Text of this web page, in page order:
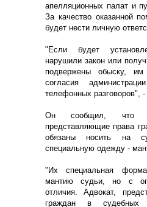
апелляционных палат и
За качество оказанной
будет нести личную
"Если будет
нарушили закон или
подвержены обыску,
согласия
телефонных разговоров",
Он сообщил, что
представляющие права
обязаны носить на
специальную одежду -
"Их специальная
мантию судьи, но с
отличия. Адвокат,
граждан в судебных